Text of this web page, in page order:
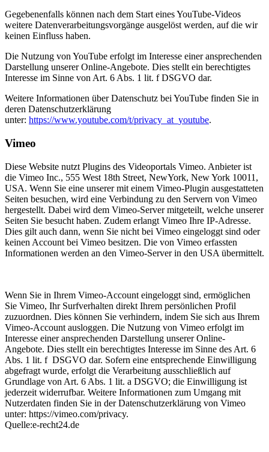
Gegebenenfalls können nach dem Start eines YouTube-Videos
weitere Datenverarbeitungsvorgänge ausgelöst werden, auf die wir
keinen Einfluss haben.
Die Nutzung von YouTube erfolgt im Interesse einer ansprechenden
Darstellung unserer Online-Angebote. Dies stellt ein berechtigtes
Interesse im Sinne von Art. 6 Abs. 1 lit. f DSGVO dar.
Weitere Informationen über Datenschutz bei YouTube finden Sie in
deren Datenschutzerklärung
unter: https://www.youtube.com/t/privacy_at_youtube.
Vimeo
Diese Website nutzt Plugins des Videoportals Vimeo. Anbieter ist
die Vimeo Inc., 555 West 18th Street, NewYork, New York 10011,
USA. Wenn Sie eine unserer mit einem Vimeo-Plugin ausgestatteten
Seiten besuchen, wird eine Verbindung zu den Servern von Vimeo
hergestellt. Dabei wird dem Vimeo-Server mitgeteilt, welche unserer
Seiten Sie besucht haben. Zudem erlangt Vimeo Ihre IP-Adresse.
Dies gilt auch dann, wenn Sie nicht bei Vimeo eingeloggt sind oder
keinen Account bei Vimeo besitzen. Die von Vimeo erfassten
Informationen werden an den Vimeo-Server in den USA übermittelt.
Wenn Sie in Ihrem Vimeo-Account eingeloggt sind, ermöglichen
Sie Vimeo, Ihr Surfverhalten direkt Ihrem persönlichen Profil
zuzuordnen. Dies können Sie verhindern, indem Sie sich aus Ihrem
Vimeo-Account ausloggen. Die Nutzung von Vimeo erfolgt im
Interesse einer ansprechenden Darstellung unserer Online-
Angebote. Dies stellt ein berechtigtes Interesse im Sinne des Art. 6
Abs. 1 lit. f DSGVO dar. Sofern eine entsprechende Einwilligung
abgefragt wurde, erfolgt die Verarbeitung ausschließlich auf
Grundlage von Art. 6 Abs. 1 lit. a DSGVO; die Einwilligung ist
jederzeit widerrufbar. Weitere Informationen zum Umgang mit
Nutzerdaten finden Sie in der Datenschutzerklärung von Vimeo
unter: https://vimeo.com/privacy.
Quelle:e-recht24.de